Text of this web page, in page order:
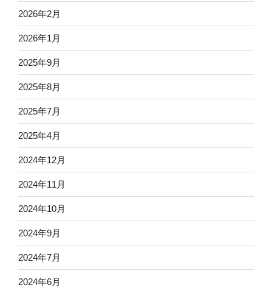
2026年2月
2026年1月
2025年9月
2025年8月
2025年7月
2025年4月
2024年12月
2024年11月
2024年10月
2024年9月
2024年7月
2024年6月